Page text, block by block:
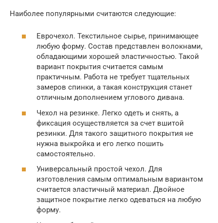
Наиболее популярными считаются следующие:
Еврочехол. Текстильное сырье, принимающее
любую форму. Состав представлен волокнами,
обладающими хорошей эластичностью. Такой
вариант покрытия считается самым
практичным. Работа не требует тщательных
замеров спинки, а такая конструкция станет
отличным дополнением углового дивана.
Чехол на резинке. Легко одеть и снять, а
фиксация осуществляется за счет вшитой
резинки. Для такого защитного покрытия не
нужна выкройка и его легко пошить
самостоятельно.
Универсальный простой чехол. Для
изготовления самым оптимальным вариантом
считается эластичный материал. Двойное
защитное покрытие легко одеваться на любую
форму.